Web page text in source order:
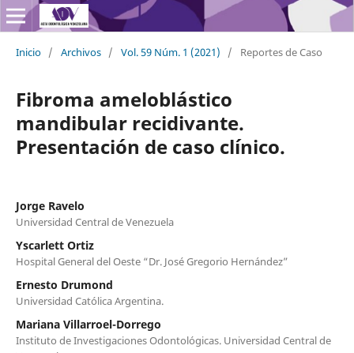
Inicio / Archivos / Vol. 59 Núm. 1 (2021) / Reportes de Caso
Fibroma ameloblástico
mandibular recidivante.
Presentación de caso clínico.
Jorge Ravelo
Universidad Central de Venezuela
Yscarlett Ortiz
Hospital General del Oeste “Dr. José Gregorio Hernández”
Ernesto Drumond
Universidad Católica Argentina.
Mariana Villarroel-Dorrego
Instituto de Investigaciones Odontológicas. Universidad Central de